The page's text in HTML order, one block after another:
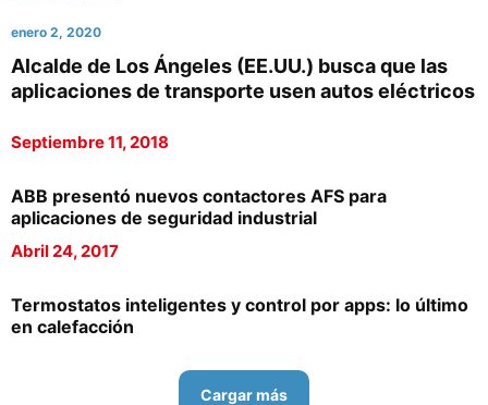
enero 2, 2020
Alcalde de Los Ángeles (EE.UU.) busca que las
aplicaciones de transporte usen autos eléctricos
Septiembre 11, 2018
ABB presentó nuevos contactores AFS para
aplicaciones de seguridad industrial
Abril 24, 2017
Termostatos inteligentes y control por apps: lo último
en calefacción
Cargar más